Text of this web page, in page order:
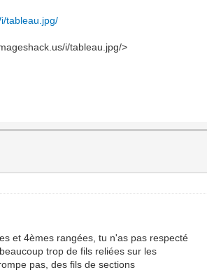
tableau.jpg/
i/tableau.jpg/>
et 4èmes rangées, tu n'as pas respecté
trop de fils reliées sur les
pas, des fils de sections